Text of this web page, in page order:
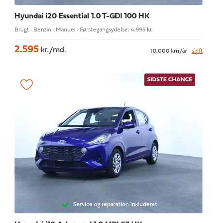
Hyundai i20 Essential 1.0 T-GDI 100 HK
Brugt · Benzin · Manuel · Førstegangsydelse: 4.995 kr.
2.595 kr./md. 10.000 km/år skift
SIDSTE CHANCE
Service og reparation inkluderet